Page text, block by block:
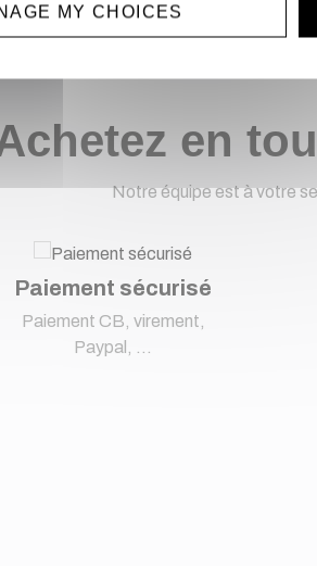
en
Notre équipe est à votre
Paiement sécurisé
Paiement CB, virement,
Paypal, ...
MY CHOICES